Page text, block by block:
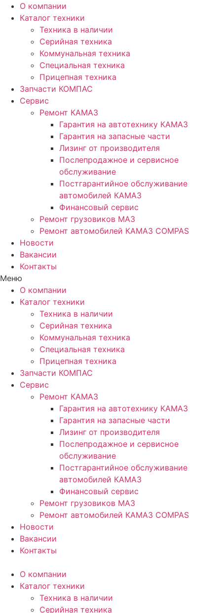
О компании
Каталог техники
Техника в наличии
Серийная техника
Коммунальная техника
Специальная техника
Прицепная техника
Запчасти КОМПАС
Сервис
Ремонт КАМАЗ
Гарантия на автотехнику КАМАЗ
Гарантия на запасные части
Лизинг от производителя
Послепродажное и сервисное
обслуживание
Постгарантийное обслуживание
автомобилей КАМАЗ
Финансовый сервис
Ремонт грузовиков МАЗ
Ремонт автомобилей КАМАЗ COMPAS
Новости
Вакансии
Контакты
Меню
О компании
Каталог техники
Техника в наличии
Серийная техника
Коммунальная техника
Специальная техника
Прицепная техника
Запчасти КОМПАС
Сервис
Ремонт КАМАЗ
Гарантия на автотехнику КАМАЗ
Гарантия на запасные части
Лизинг от производителя
Послепродажное и сервисное
обслуживание
Постгарантийное обслуживание
автомобилей КАМАЗ
Финансовый сервис
Ремонт грузовиков МАЗ
Ремонт автомобилей КАМАЗ COMPAS
Новости
Вакансии
Контакты
О компании
Каталог техники
Техника в наличии
Серийная техника